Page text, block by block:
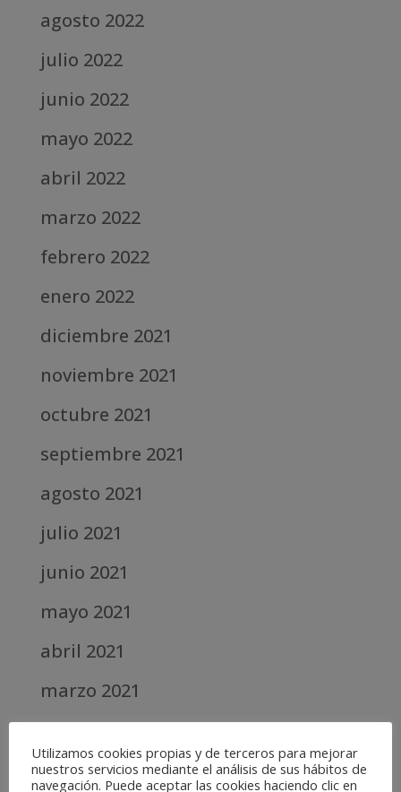
agosto 2022
julio 2022
junio 2022
mayo 2022
abril 2022
marzo 2022
febrero 2022
enero 2022
diciembre 2021
noviembre 2021
octubre 2021
septiembre 2021
agosto 2021
julio 2021
junio 2021
mayo 2021
abril 2021
marzo 2021
febrero 2021
diciembre 2020
Utilizamos cookies propias y de terceros para mejorar
nuestros servicios mediante el análisis de sus hábitos de
navegación. Puede aceptar las cookies haciendo clic en